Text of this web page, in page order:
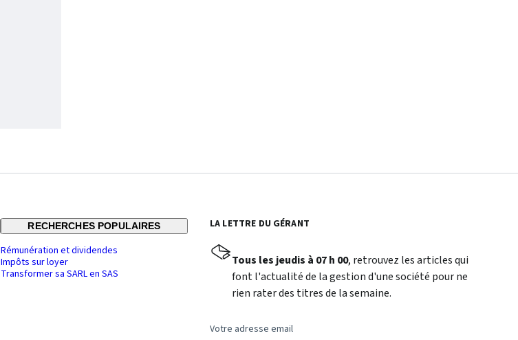
RECHERCHES POPULAIRES
Rémunération et dividendes
Impôts sur loyer
Transformer sa SARL en SAS
LA LETTRE DU GÉRANT
Tous les jeudis à 07 h 00, retrouvez les articles qui
font l'actualité de la gestion d'une société pour ne
rien rater des titres de la semaine.
Votre adresse email